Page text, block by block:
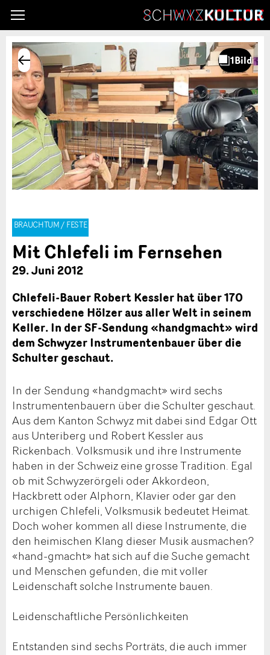
BRAUCHTUM / FESTE
Mit Chlefeli im Fernsehen
29. Juni 2012
Chlefeli-Bauer Robert Kessler hat über 170
verschiedene Hölzer aus aller Welt in seinem
Keller. In der SF-Sendung «handgmacht» wird
dem Schwyzer Instrumentenbauer über die
Schulter geschaut.
In der Sendung «handgmacht» wird sechs
Instrumentenbauern über die Schulter geschaut.
Aus dem Kanton Schwyz mit dabei sind Edgar Ott
aus Unteriberg und Robert Kessler aus
Rickenbach. Volksmusik und ihre Instrumente
haben in der Schweiz eine grosse Tradition. Egal
ob mit Schwyzerörgeli oder Akkordeon,
Hackbrett oder Alphorn, Klavier oder gar den
urchigen Chlefeli, Volksmusik bedeutet Heimat.
Doch woher kommen all diese Instrumente, die
den heimischen Klang dieser Musik ausmachen?
«hand-gmacht» hat sich auf die Suche gemacht
und Menschen gefunden, die mit voller
Leidenschaft solche Instrumente bauen.
Leidenschaftliche Persönlichkeiten
Entstanden sind sechs Porträts, die auch immer